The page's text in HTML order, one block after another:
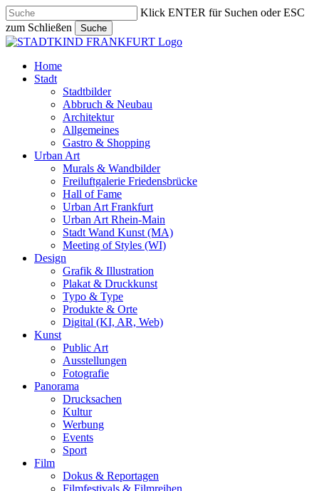
Skip
to
main
content
Klick ENTER für Suchen oder ESC
zum Schließen
Suche
Close
search
Menu
Home
Stadt
Stadtbilder
Abbruch & Neubau
Architektur
Allgemeines
Gastro & Shopping
Urban Art
Murals & Wandbilder
Freiluftgalerie Friedensbrücke
Hall of Fame
Urban Art Frankfurt
Urban Art Rhein-Main
Stadt Wand Kunst (MA)
Meeting of Styles (WI)
Design
Grafik & Illustration
Plakat & Druckkunst
Typo & Type
Produkte & Orte
Digital (KI, AR, Web)
Kunst
Public Art
Ausstellungen
Fotografie
Panorama
Drucksachen
Kultur
Werbung
Events
Sport
Film
Dokus & Reportagen
Filmfestivals & Filmreihen